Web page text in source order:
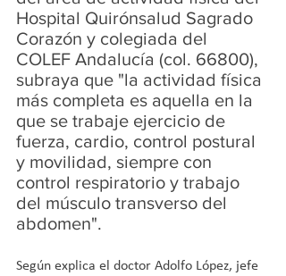
Hospital Quirónsalud Sagrado
Corazón y colegiada del
COLEF Andalucía (col. 66800),
subraya que "la actividad física
más completa es aquella en la
que se trabaje ejercicio de
fuerza, cardio, control postural
y movilidad, siempre con
control respiratorio y trabajo
del músculo transverso del
abdomen".
Según explica el doctor Adolfo López, jefe